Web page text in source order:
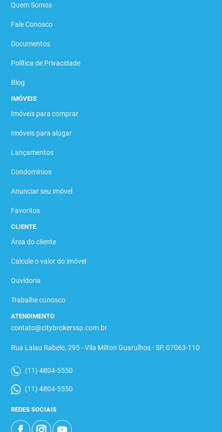
Quem Somos
Fale Conosco
Documentos
Política de Privacidade
Blog
IMÓVEIS
Imóveis para comprar
Imóveis para alugar
Lançamentos
Condomínios
Anunciar seu imóvel
Favoritos
CLIENTE
Área do cliente
Calcule o valor do imóvel
Ouvidoria
Trabalhe conosco
ATENDIMENTO
contato@citybrokerssp.com.br
Rua Lalau Rabelo, 295 - Vila Milton Guarulhos - SP, 07063-110
(11) 4804-5550
(11) 4804-5550
REDES SOCIAIS